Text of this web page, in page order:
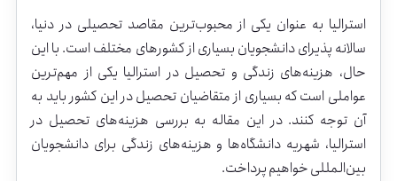
استرالیا به عنوان یکی از محبوب‌ترین مقاصد تحصیلی در دنیا،
سالانه پذیرایدانشجویان بسیاریازکشورهای مختلفاست. بااین
حال، هزینه‌های زندگی و تحصیلدر استرالیا یکیاز مهم‌ترین
عواملی استکه بسیاری ازمتقاضیان تحصیلدراین کشورباید به
آن توجه کنند.دراین مقاله به بررسی هزینه‌های تحصیل در
استرالیا، شهریه دانشگاه‌ها و هزینه‌های زندگی برای دانشجویان
بین‌المللیخواهیمپرداخت.